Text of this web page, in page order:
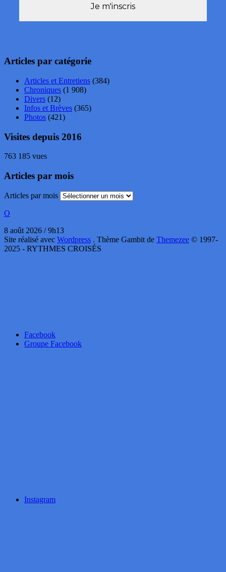
Articles par catégorie
Articles et Entretiens (384)
Chroniques (1 908)
Divers (12)
Infos et Brèves (365)
Photos (421)
Visites depuis 2016
763 185 vues
Articles par mois
Articles par mois
O
8 août 2026 / 9h13
Site réalisé avec Wordpress . Thème Gambit de Themezee © 1997-
2025 - RYTHMES CROISÉS
Facebook
Groupe Facebook
Instagram